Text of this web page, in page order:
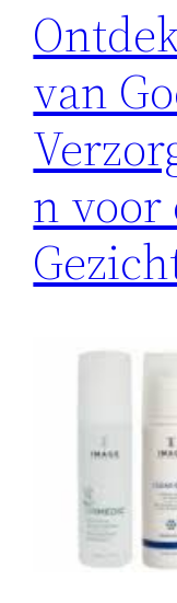
van
n voor